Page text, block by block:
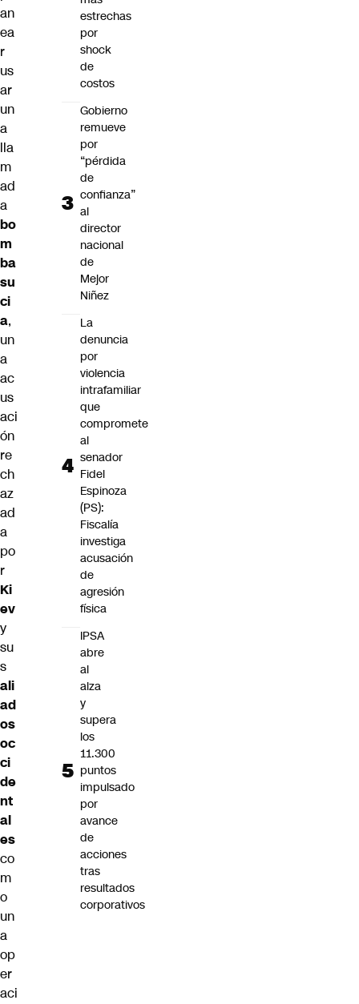
an
ea
r
us
ar
un
a
lla
m
ad
a
bo
m
ba
su
ci
a,
un
a
ac
us
aci
ón
re
ch
az
ad
a
po
r
Ki
ev
y
su
s
ali
ad
os
oc
ci
de
nt
al
es
co
m
o
un
a
op
er
aci
estrechas
por
shock
de
costos
Gobierno
remueve
por
“pérdida
de
confianza”
al
director
nacional
de
Mejor
Niñez
La
denuncia
por
violencia
intrafamiliar
que
compromete
al
senador
Fidel
Espinoza
(PS):
Fiscalía
investiga
acusación
de
agresión
física
IPSA
abre
al
alza
y
supera
los
11.300
puntos
impulsado
por
avance
de
acciones
tras
resultados
corporativos